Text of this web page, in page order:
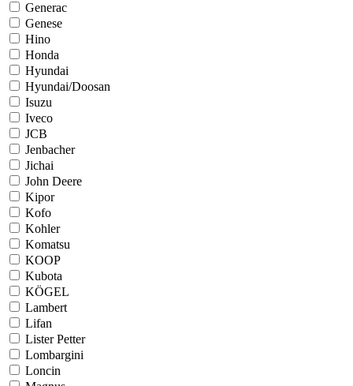
Generac
Genese
Hino
Honda
Hyundai
Hyundai/Doosan
Isuzu
Iveco
JCB
Jenbacher
Jichai
John Deere
Kipor
Kofo
Kohler
Komatsu
KOOP
Kubota
KÖGEL
Lambert
Lifan
Lister Petter
Lombargini
Loncin